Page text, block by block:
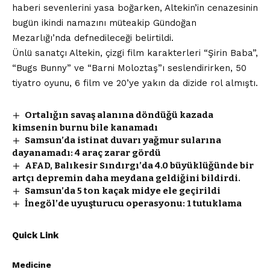
haberi sevenlerini yasa boğarken, Altekin’in cenazesinin
bugün ikindi namazını müteakip Gündoğan
Mezarlığı’nda defnedileceği belirtildi.
Ünlü sanatçı Altekin, çizgi film karakterleri “Şirin Baba”,
“Bugs Bunny” ve “Barni Moloztaş”ı seslendirirken, 50
tiyatro oyunu, 6 film ve 20’ye yakın da dizide rol almıştı.
Ortalığın savaş alanına döndüğü kazada
kimsenin burnu bile kanamadı
Samsun’da istinat duvarı yağmur sularına
dayanamadı: 4 araç zarar gördü
AFAD, Balıkesir Sındırgı’da 4.0 büyüklüğünde bir
artçı depremin daha meydana geldiğini bildirdi.
Samsun’da 5 ton kaçak midye ele geçirildi
İnegöl’de uyuşturucu operasyonu: 1 tutuklama
Quick Link
Medicine